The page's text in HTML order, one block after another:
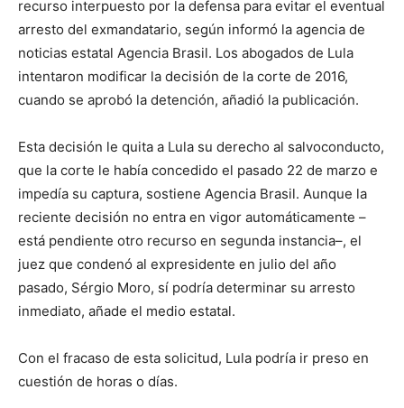
recurso interpuesto por la defensa para evitar el eventual
arresto del exmandatario, según informó la agencia de
noticias estatal Agencia Brasil. Los abogados de Lula
intentaron modificar la decisión de la corte de 2016,
cuando se aprobó la detención, añadió la publicación.
Esta decisión le quita a Lula su derecho al salvoconducto,
que la corte le había concedido el pasado 22 de marzo e
impedía su captura, sostiene Agencia Brasil. Aunque la
reciente decisión no entra en vigor automáticamente –
está pendiente otro recurso en segunda instancia–, el
juez que condenó al expresidente en julio del año
pasado, Sérgio Moro, sí podría determinar su arresto
inmediato, añade el medio estatal.
Con el fracaso de esta solicitud, Lula podría ir preso en
cuestión de horas o días.